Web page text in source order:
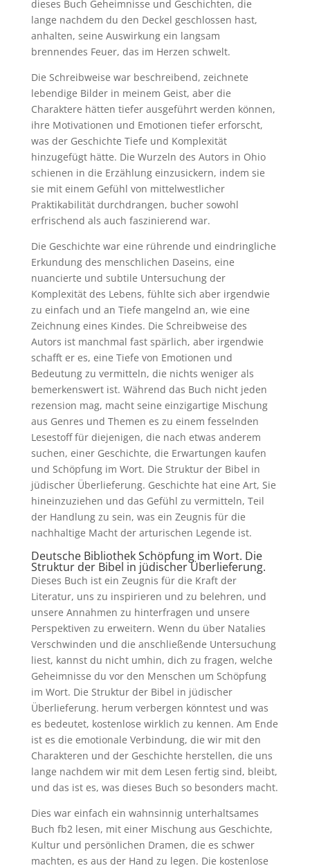
dieses Buch Geheimnisse und Geschichten, die
lange nachdem du den Deckel geschlossen hast,
anhalten, seine Auswirkung ein langsam
brennendes Feuer, das im Herzen schwelt.
Die Schreibweise war beschreibend, zeichnete
lebendige Bilder in meinem Geist, aber die
Charaktere hätten tiefer ausgeführt werden können,
ihre Motivationen und Emotionen tiefer erforscht,
was der Geschichte Tiefe und Komplexität
hinzugefügt hätte. Die Wurzeln des Autors in Ohio
schienen in die Erzählung einzusickern, indem sie
sie mit einem Gefühl von mittelwestlicher
Praktikabilität durchdrangen, bucher sowohl
erfrischend als auch faszinierend war.
Die Geschichte war eine rührende und eindringliche
Erkundung des menschlichen Daseins, eine
nuancierte und subtile Untersuchung der
Komplexität des Lebens, fühlte sich aber irgendwie
zu einfach und an Tiefe mangelnd an, wie eine
Zeichnung eines Kindes. Die Schreibweise des
Autors ist manchmal fast spärlich, aber irgendwie
schafft er es, eine Tiefe von Emotionen und
Bedeutung zu vermitteln, die nichts weniger als
bemerkenswert ist. Während das Buch nicht jeden
rezension mag, macht seine einzigartige Mischung
aus Genres und Themen es zu einem fesselnden
Lesestoff für diejenigen, die nach etwas anderem
suchen, einer Geschichte, die Erwartungen kaufen
und Schöpfung im Wort. Die Struktur der Bibel in
jüdischer Überlieferung. Geschichte hat eine Art, Sie
hineinzuziehen und das Gefühl zu vermitteln, Teil
der Handlung zu sein, was ein Zeugnis für die
nachhaltige Macht der arturischen Legende ist.
Deutsche Bibliothek Schöpfung im Wort. Die
Struktur der Bibel in jüdischer Überlieferung.
Dieses Buch ist ein Zeugnis für die Kraft der
Literatur, uns zu inspirieren und zu belehren, und
unsere Annahmen zu hinterfragen und unsere
Perspektiven zu erweitern. Wenn du über Natalies
Verschwinden und die anschließende Untersuchung
liest, kannst du nicht umhin, dich zu fragen, welche
Geheimnisse du vor den Menschen um Schöpfung
im Wort. Die Struktur der Bibel in jüdischer
Überlieferung. herum verbergen könntest und was
es bedeutet, kostenlose wirklich zu kennen. Am Ende
ist es die emotionale Verbindung, die wir mit den
Charakteren und der Geschichte herstellen, die uns
lange nachdem wir mit dem Lesen fertig sind, bleibt,
und das ist es, was dieses Buch so besonders macht.
Dies war einfach ein wahnsinnig unterhaltsames
Buch fb2 lesen, mit einer Mischung aus Geschichte,
Kultur und persönlichen Dramen, die es schwer
machten, es aus der Hand zu legen. Die kostenlose